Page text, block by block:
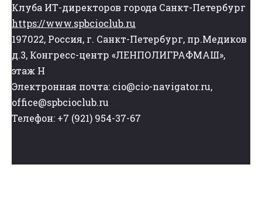
Клуба ИТ-директоров города Санкт-Петербург
https://www.spbcioclub.ru
197022, Россия, г. Санкт-Петербург, пр.Медиков
д.3, Конгресс-центр «ЛЕНПОЛИГРАФМАШ»,
этаж Н
Электронная почта: cio@cio-navigator.ru,
office@spbcioclub.ru
Телефон: +7 (921) 954-37-67